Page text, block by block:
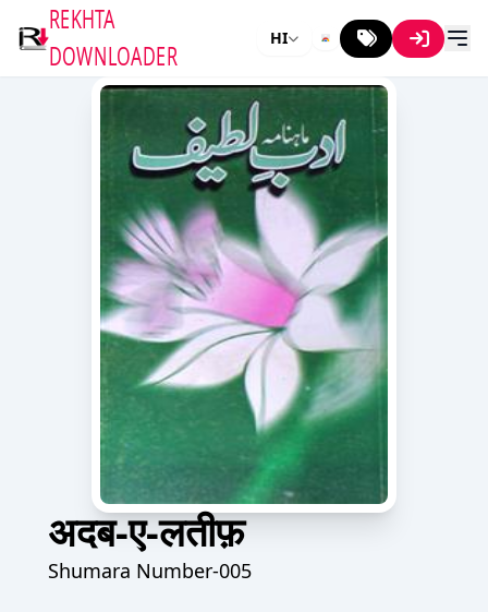
REKHTA
DOWNLOADER
HI
अदब-ए-लतीफ़
Shumara Number-005